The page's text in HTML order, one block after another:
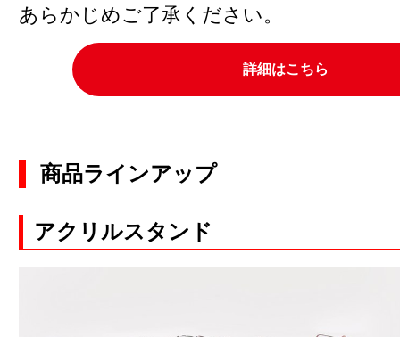
あらかじめご了承ください。
詳細はこちら
商品ラインアップ
アクリルスタンド